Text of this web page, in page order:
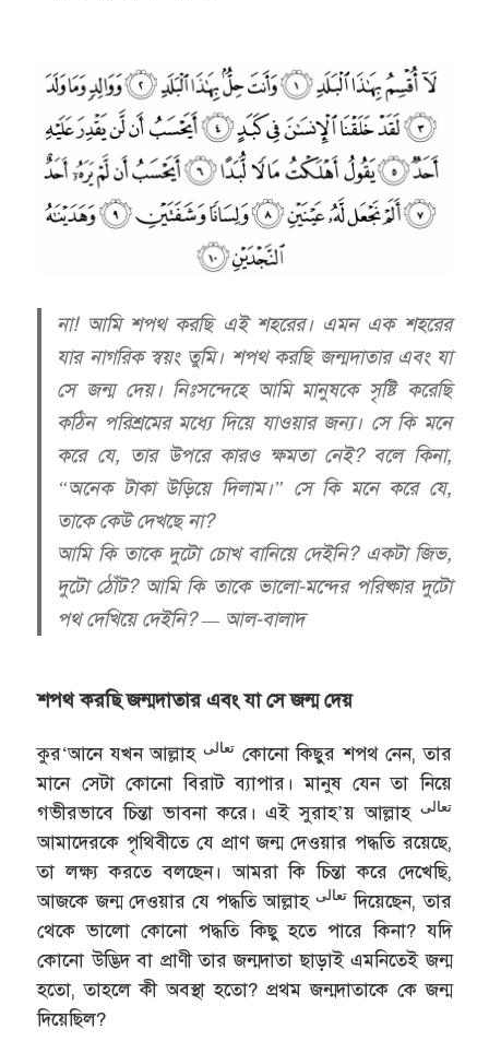
না! আমি শপথ করছি এই শহরের। এমন এক শহরের
যার নাগরিক স্বয়ং তুমি। শপথ করছি জন্মদাতার এবং যা
সে জন্ম দেয়। নিঃসন্দেহে আমি মানুষকে সৃষ্টি করেছি
কঠিন পরিশ্রমের মধ্যে দিয়ে যাওয়ার জন্য। সে কি মনে
করে যে, তার উপরে কারও ক্ষমতা নেই? বলে কিনা,
“অনেক টাকা উড়িয়ে দিলাম।” সে কি মনে করে যে,
তাকে কেউ দেখছে না?
আমি কি তাকে দুটো চোখ বানিয়ে দেইনি? একটা জিভ,
দুটো ঠোঁট? আমি কি তাকে ভালো-মন্দের পরিষ্কার দুটো
পথ দেখিয়ে দেইনি? — আল-বালাদ
শপথ করছি জন্মদাতার এবং যা সে জন্ম দেয়
কুর‘আনে যখন আল্লাহ تعالى কোনো কিছুর শপথ নেন, তার
মানে সেটা কোনো বিরাট ব্যাপার। মানুষ যেন তা নিয়ে
গভীরভাবে চিন্তা ভাবনা করে। এই সুরাহ’য় আল্লাহ تعالى
আমাদেরকে পৃথিবীতে যে প্রাণ জন্ম দেওয়ার পদ্ধতি রয়েছে,
তা লক্ষ্য করতে বলছেন। আমরা কি চিন্তা করে দেখেছি,
আজকে জন্ম দেওয়ার যে পদ্ধতি আল্লাহتعالى দিয়েছেন, তার
থেকে ভালো কোনো পদ্ধতি কিছু হতে পারে কিনা? যদি
কোনো উদ্ভিদ বা প্রাণী তার জন্মদাতা ছাড়াই এমনিতেই জন্ম
হতো, তাহলে কী অবস্থা হতো? প্রথম জন্মদাতাকে কে জন্ম
দিয়েছিল?